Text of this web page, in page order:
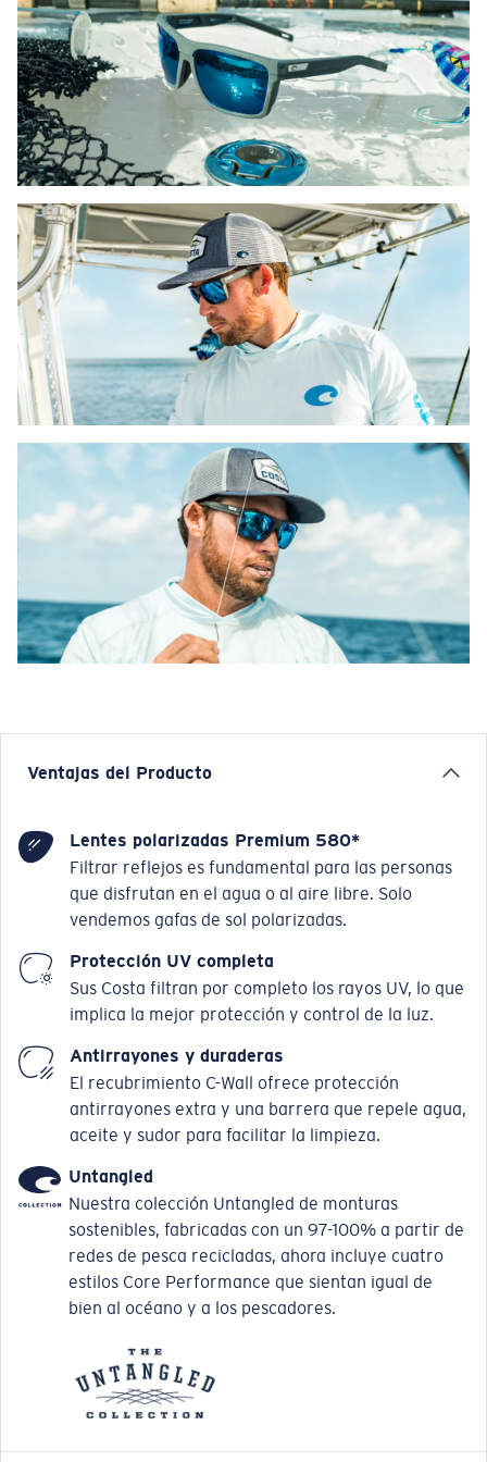
Ventajas del Producto
Lentes polarizadas Premium 580*
Filtrar reflejos es fundamental para las personas
que disfrutan en el agua o al aire libre. Solo
vendemos gafas de sol polarizadas.
Protección UV completa
Sus Costa filtran por completo los rayos UV, lo que
implica la mejor protección y control de la luz.
Antirrayones y duraderas
El recubrimiento C-Wall ofrece protección
antirrayones extra y una barrera que repele agua,
aceite y sudor para facilitar la limpieza.
Untangled
Nuestra colección Untangled de monturas
sostenibles, fabricadas con un 97-100% a partir de
redes de pesca recicladas, ahora incluye cuatro
estilos Core Performance que sientan igual de
bien al océano y a los pescadores.